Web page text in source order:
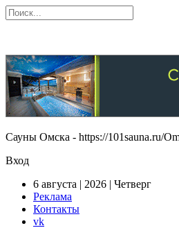
Сауны Омска - https://101sauna.ru/
Вход
6 августа | 2026 | Четверг
Реклама
Контакты
vk